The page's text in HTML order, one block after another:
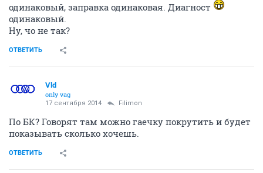
одинаковый, заправка одинаковая. Диагност
одинаковый.
Ну, чо не так?
ОТВЕТИТЬ
Vld
only vag
17 сентября 2014 Filimon
По БК? Говорят там можно гаечку покрутить и будет
показывать сколько хочешь.
ОТВЕТИТЬ